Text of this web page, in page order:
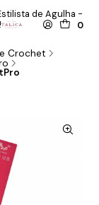
0
de Agulha -
Crochet